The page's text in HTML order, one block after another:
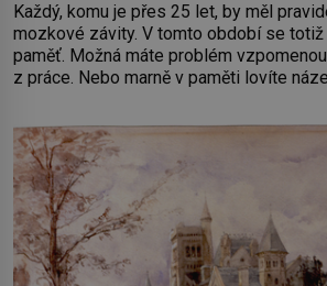
Každý, komu je přes 25 let, by měl
mozkové závity. V tomto období se
paměť. Možná máte problém
z práce. Nebo marně v paměti lovíte
paměť rozhodla stávkovat. Cvičte